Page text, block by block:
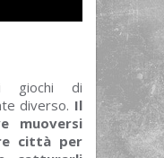
giochi di
diverso. Il
muoversi
città per